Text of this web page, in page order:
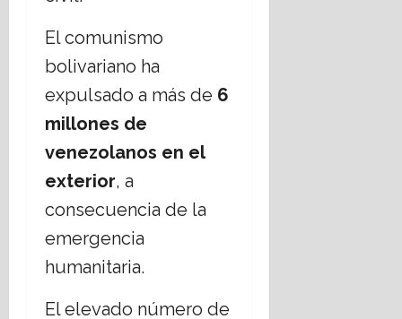
El comunismo
bolivariano ha
expulsado a más de 6
millones de
venezolanos en el
exterior, a
consecuencia de la
emergencia
humanitaria.
El elevado número de